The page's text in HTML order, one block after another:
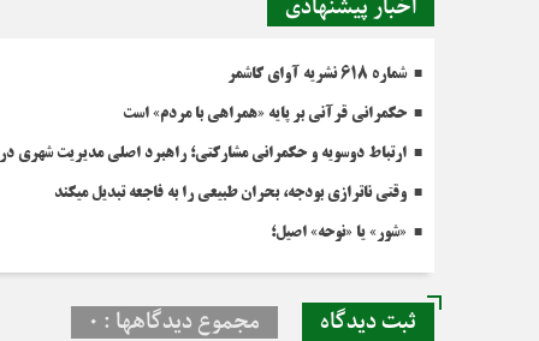
اخبار پیشنهادی
شماره 618 نشریه آوای کاشمر
حکمرانی قرآنی بر پایه «همراهی با مردم» است
ارتباط دوسویه و حکمرانی مشارکتی؛ راهبرد اصلی مدیریت شهری در
وقتي ناترازي بودجه، بحران طبيعي را به فاجعه تبديل ميکند
«شور» یا «نوحه» اصیل؛
ثبت دیدگاه مجموع دیدگاهها : 0